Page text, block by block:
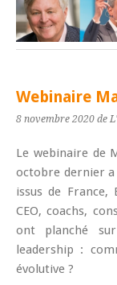
Webinaire
8 novembre 2020 de
Le webinaire de
octobre dernier
issus de France,
CEO, coachs,
ont planché
leadership :
évolutive ?